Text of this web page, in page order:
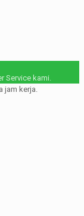
Service kami.
kerja.